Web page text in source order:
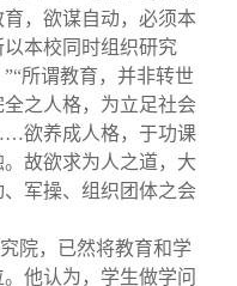
，欲谋自动，必须本
本校同时组织研究
所谓教育，并非转世
之人格，为立足社会
欲养成人格，于功课
故欲求为人之道，大
军操、组织团体之会
院，已然将教育和学
他认为，学生做学问